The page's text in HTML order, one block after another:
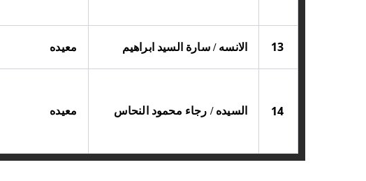
13 الانسه / سارة السيد ابراهيم معيده
14 السيده / رجاء محمود النحاس معيده